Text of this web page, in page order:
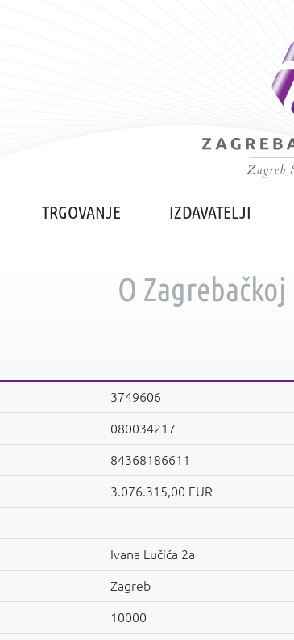
TRGOVANJE IZDAVATELJI
O
3749606
080034217
84368186611
3.076.315,00 EUR
Ivana Lučića 2a
Zagreb
10000